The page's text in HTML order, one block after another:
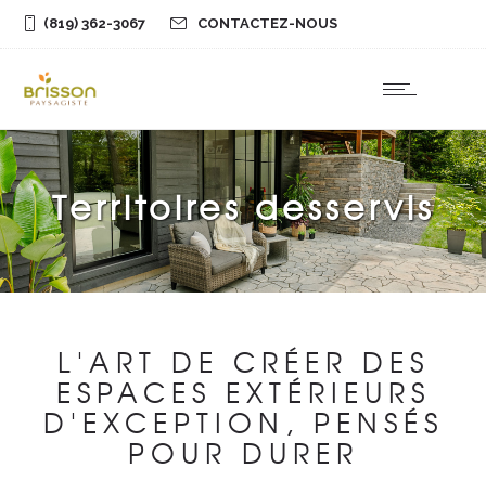
(819) 362-3067 CONTACTEZ-NOUS
Territoires desservis
L'ART DE CRÉER DES
ESPACES EXTÉRIEURS
D'EXCEPTION, PENSÉS
POUR DURER